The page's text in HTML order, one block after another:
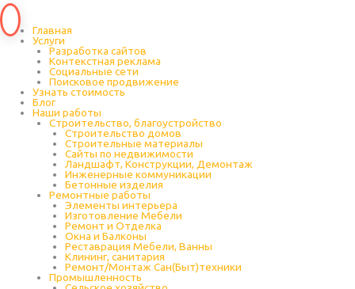
Главная
Услуги
Разработка сайтов
Контекстная реклама
Социальные сети
Поисковое продвижение
Узнать стоимость
Блог
Наши работы
Строительство, благоустройство
Строительство домов
Строительные материалы
Сайты по недвижимости
Ландшафт, Конструкции, Демонтаж
Инженерные коммуникации
Бетонные изделия
Ремонтные работы
Элементы интерьера
Изготовление Мебели
Ремонт и Отделка
Окна и Балконы
Реставрация Мебели, Ванны
Клининг, санитария
Ремонт/Монтаж Сан(Быт)техники
Промышленность